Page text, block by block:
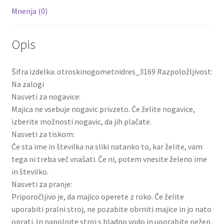
Mnenja (0)
Opis
Šifra izdelka: otroskinogometnidres_3169 Razpoložljivost:
Na zalogi
Nasveti za nogavice:
Majica ne vsebuje nogavic privzeto. Če želite nogavice,
izberite možnosti nogavic, da jih plačate.
Nasveti za tiskom:
Če sta ime in številka na sliki natanko to, kar želite, vam
tega ni treba več vnašati. Če ni, potem vnesite želeno ime
in številko.
Nasveti za pranje:
Priporočljivo je, da majico operete z roko. Če želite
uporabiti pralni stroj, ne pozabite obrniti majice in jo nato
oprati. In napolnite stroj s hladno vodo in uporabite nežen